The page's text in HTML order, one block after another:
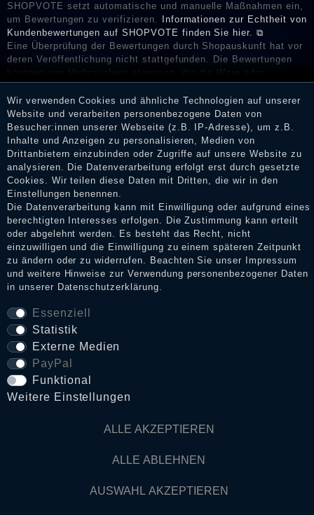
SHOPVOTE setzt automatische und manuelle Maßnahmen ein,
um Bewertungen zu verifizieren.
Informationen zur Echtheit von
Kundenbewertungen auf SHOPVOTE finden Sie hier. ⧉
Eine Überprüfung der Bewertungen durch Shopauskunft hat vor
deren Veröffentlichung nicht stattgefunden. Die Bewertungen
könnten von Verbrauchern stammen, die die Ware oder
Dienstleistungen gar nicht erworben oder genutzt haben. Nach
Erhalt einer Benachrichtigungs-E-Mail können Händler die
Bewertungen verifizieren und über die erfolgte Verifizierung im
Shop informieren.
Impressum
Daten­schutz­erklärung
AGB
Widerrufs­recht
VERTRAG WIDERRUFEN
© Copyright 2026 Dark Ages Glasche & Kuczwalska GbR
Wir verwenden Cookies und ähnliche Technologien auf unserer
Website und verarbeiten personenbezogene Daten von
Besucher:innen unserer Webseite (z.B. IP-Adresse), um z.B.
Inhalte und Anzeigen zu personalisieren, Medien von
Drittanbietern einzubinden oder Zugriffe auf unsere Website zu
analysieren. Die Datenverarbeitung erfolgt erst durch gesetzte
Cookies. Wir teilen diese Daten mit Dritten, die wir in den
Einstellungen benennen.
Die Datenverarbeitung kann mit Einwilligung oder aufgrund eines
berechtigten Interesses erfolgen. Die Zustimmung kann erteilt
oder abgelehnt werden. Es besteht das Recht, nicht
einzuwilligen und die Einwilligung zu einem späteren Zeitpunkt
zu ändern oder zu widerrufen. Beachten Sie unser
Impressum
und weitere Hinweise zur Verwendung personenbezogener Daten
in unserer Daten­schutz­erklärung.
Essenziell
Statistik
Externe Medien
PayPal
Funktional
Weitere Einstellungen
ALLE AKZEPTIEREN
ALLE ABLEHNEN
AUSWAHL AKZEPTIEREN